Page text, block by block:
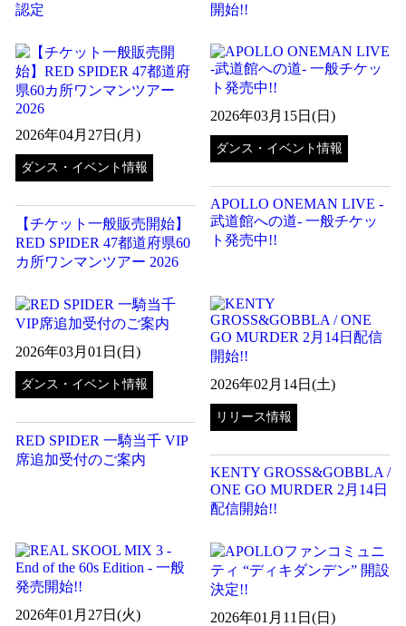
認定
開始!!
2026年04月27日(月)
ダンス・イベント情報
【チケット一般販売開始】
RED SPIDER 47都道府県60
カ所ワンマンツアー 2026
2026年03月15日(日)
ダンス・イベント情報
APOLLO ONEMAN LIVE -
武道館への道- 一般チケッ
ト発売中!!︎
2026年03月01日(日)
ダンス・イベント情報
RED SPIDER 一騎当千 VIP
席追加受付のご案内
2026年02月14日(土)
リリース情報
KENTY GROSS&GOBBLA /
ONE GO MURDER 2月14日
配信開始!!
2026年01月27日(火) 2026年01月11日(日)